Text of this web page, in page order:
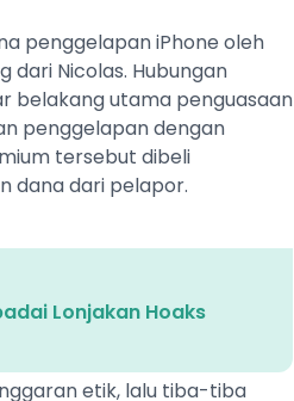
penggelapan iPhone oleh
dari Nicolas. Hubungan
belakang utama penguasaan
penggelapan dengan
tersebut dibeli
dana dari pelapor.
Lonjakan Hoaks
etik, lalu tiba-tiba